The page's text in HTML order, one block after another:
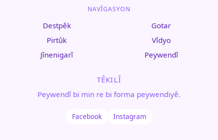
NAVÎGASYON
Destpêk
Gotar
Pirtûk
Vîdyo
Jînenigarî
Peywendî
TÊKILÎ
Peywendî bi min re bi forma peywendiyê.
Facebook Instagram